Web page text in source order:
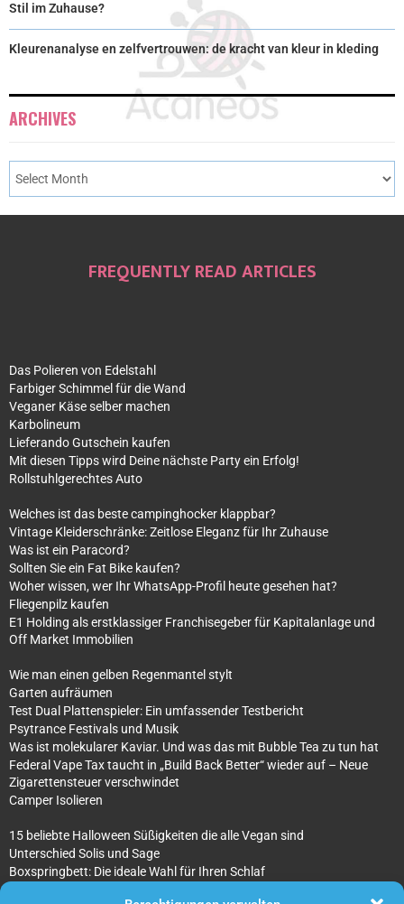
Stil im Zuhause?
Kleurenanalyse en zelfvertrouwen: de kracht van kleur in kleding
ARCHIVES
FREQUENTLY READ ARTICLES
Das Polieren von Edelstahl
Farbiger Schimmel für die Wand
Veganer Käse selber machen
Karbolineum
Lieferando Gutschein kaufen
Mit diesen Tipps wird Deine nächste Party ein Erfolg!
Rollstuhlgerechtes Auto
Welches ist das beste campinghocker klappbar?
Vintage Kleiderschränke: Zeitlose Eleganz für Ihr Zuhause
Was ist ein Paracord?
Sollten Sie ein Fat Bike kaufen?
Woher wissen, wer Ihr WhatsApp-Profil heute gesehen hat?
Fliegenpilz kaufen
E1 Holding als erstklassiger Franchisegeber für Kapitalanlage und
Off Market Immobilien
Wie man einen gelben Regenmantel stylt
Garten aufräumen
Test Dual Plattenspieler: Ein umfassender Testbericht
Psytrance Festivals und Musik
Was ist molekularer Kaviar. Und was das mit Bubble Tea zu tun hat
Federal Vape Tax taucht in „Build Back Better“ wieder auf – Neue
Zigarettensteuer verschwindet
Camper Isolieren
15 beliebte Halloween Süßigkeiten die alle Vegan sind
Unterschied Solis und Sage
Boxspringbett: Die ideale Wahl für Ihren Schlaf